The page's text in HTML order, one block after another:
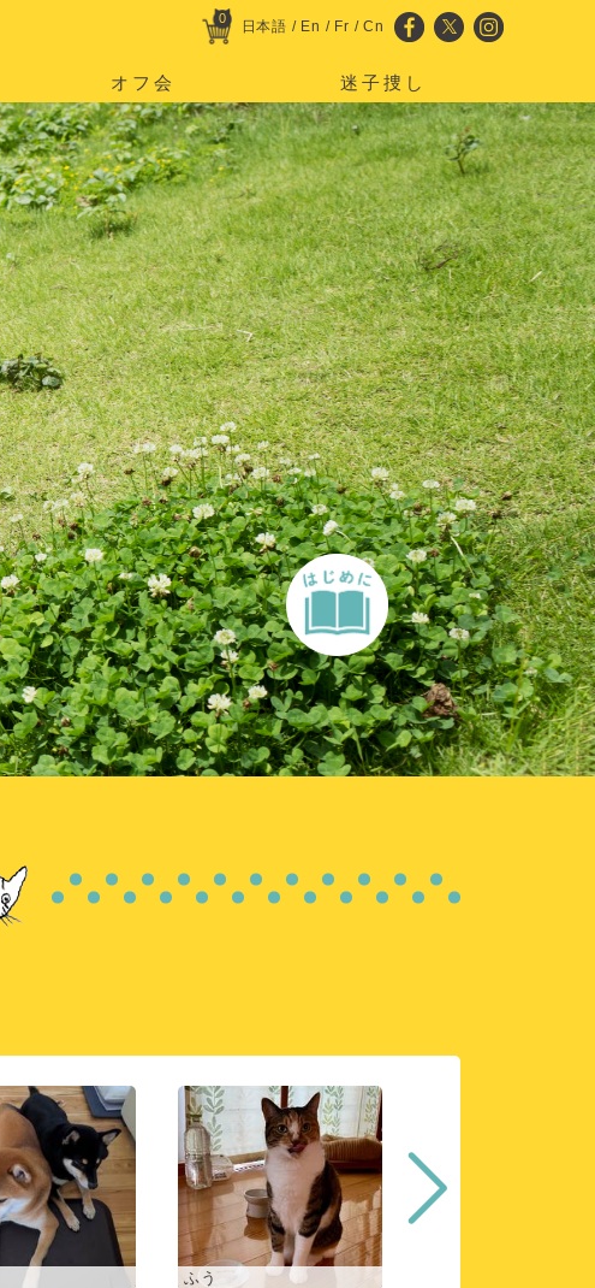
0 日本語 / En / Fr /Cn
オフ会 迷子捜し
ふう